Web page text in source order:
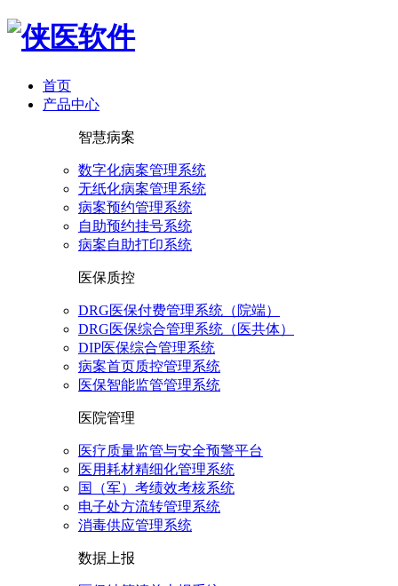
首页
产品中心
智慧病案
数字化病案管理系统
无纸化病案管理系统
病案预约管理系统
自助预约挂号系统
病案自助打印系统
医保质控
DRG医保付费管理系统（院端）
DRG医保综合管理系统（医共体）
DIP医保综合管理系统
病案首页质控管理系统
医保智能监管管理系统
医院管理
医疗质量监管与安全预警平台
医用耗材精细化管理系统
国（军）考绩效考核系统
电子处方流转管理系统
消毒供应管理系统
数据上报